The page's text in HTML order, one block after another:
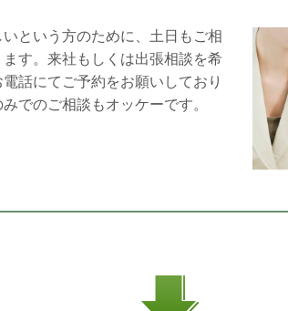
という方のために、土日もご相
す。来社もしくは出張相談を希
話にてご予約をお願いしており
でのご相談もオッケーです。